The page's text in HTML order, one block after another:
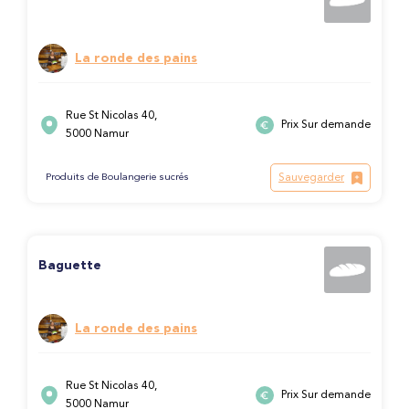
La ronde des pains
Rue St Nicolas 40,
5000 Namur
Prix Sur demande
Produits de Boulangerie sucrés Sauvegarder
Baguette
La ronde des pains
Rue St Nicolas 40,
5000 Namur
Prix Sur demande